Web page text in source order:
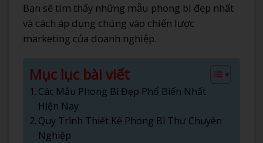
Bạn sẽ tìm thấy những mẫu phong bì đẹp nhất
và cách áp dụng chúng vào chiến lược
marketing của doanh nghiệp.
Mục lục bài viết
Các Mẫu Phong Bì Đẹp Phổ Biến Nhất
Hiện Nay
Quy Trình Thiết Kế Phong Bì Thư Chuyên
Nghiệp